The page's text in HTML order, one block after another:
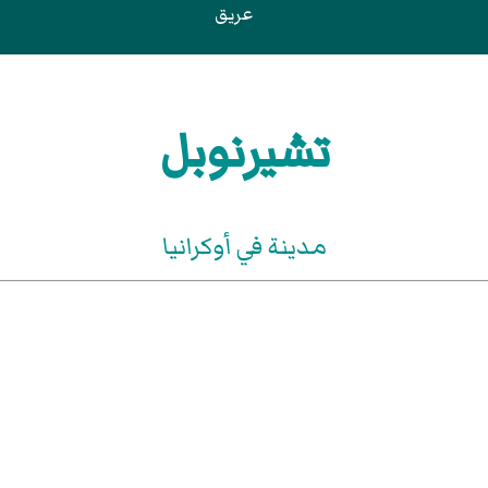
عريق
تشيرنوبل
مدينة في أوكرانيا